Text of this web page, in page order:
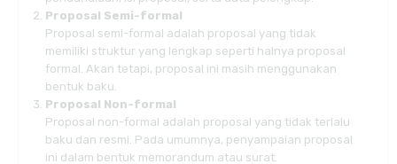
Proposal Semi-formal
Proposal semi-formal adalah proposal yang tidak
memiliki struktur yang lengkap seperti halnya proposal
formal. Akan tetapi, proposal ini masih menggunakan
bentuk baku.
Proposal Non-formal
Proposal non-formal adalah proposal yang tidak terlalu
baku dan resmi. Pada umumnya, penyampaian proposal
ini dalam bentuk memorandum atau surat.